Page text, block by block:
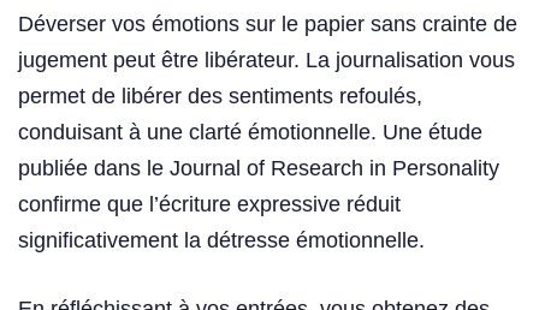
Déverser vos émotions sur le papier sans crainte de
jugement peut être libérateur. La journalisation vous
permet de libérer des sentiments refoulés,
conduisant à une clarté émotionnelle. Une étude
publiée dans le Journal of Research in Personality
confirme que l’écriture expressive réduit
significativement la détresse émotionnelle.